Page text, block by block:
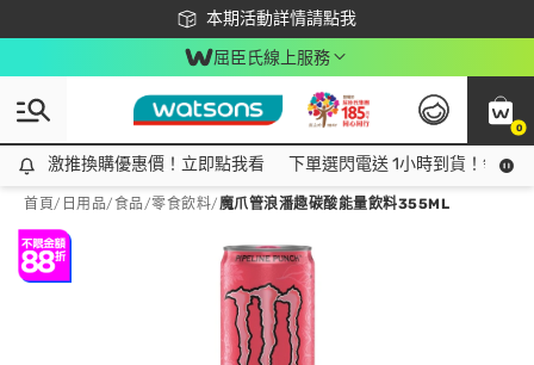
本期活動詳情請點我
下載app最高回饋$350
屈臣氏線上服務
0
激推換購優惠價！立即點我看
激推換購優惠價！立即點我看 下單選閃電送 1小時到貨！領神
首頁/ 日用品/食品/零食飲料/魔爪管浪潘趣碳酸能量飲料355ML